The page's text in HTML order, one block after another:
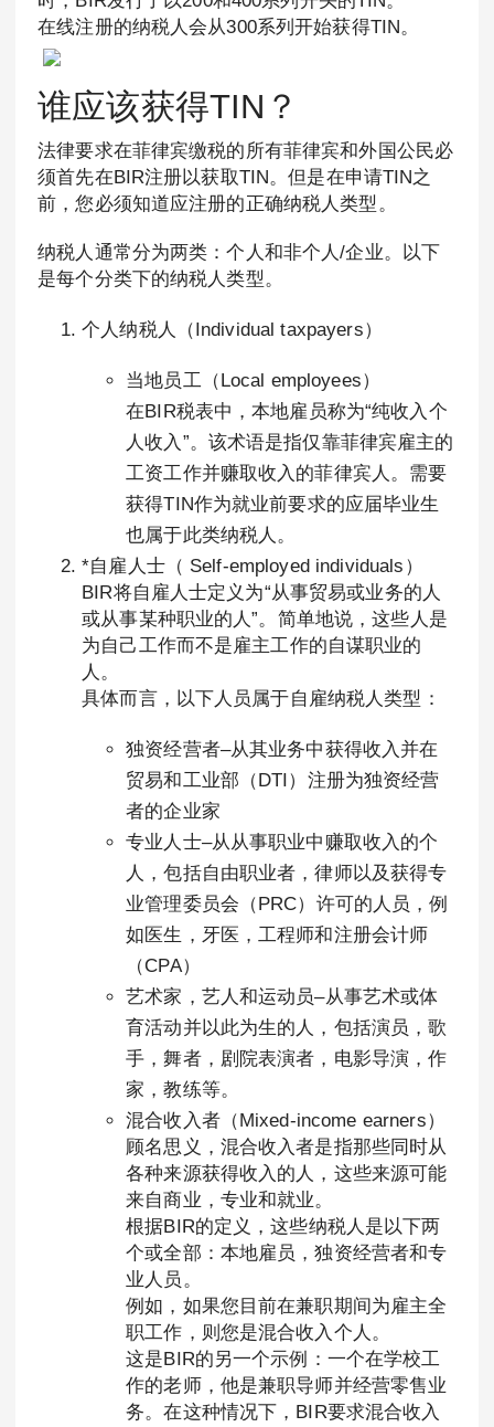
在线注册的纳税人会从300系列开始获得TIN。
谁应该获得TIN？
法律要求在菲律宾缴税的所有菲律宾和外国公民必
须首先在BIR注册以获取TIN。但是在申请TIN之
前，您必须知道应注册的正确纳税人类型。
纳税人通常分为两类：个人和非个人/企业。以下
是每个分类下的纳税人类型。
个人纳税人（Individual taxpayers）
当地员工（Local employees）
在BIR税表中，本地雇员称为“纯收入个
人收入”。该术语是指仅靠菲律宾雇主的
工资工作并赚取收入的菲律宾人。需要
获得TIN作为就业前要求的应届毕业生
也属于此类纳税人。
*自雇人士（ Self-employed individuals）
BIR将自雇人士定义为“从事贸易或业务的人
或从事某种职业的人”。简单地说，这些人是
为自己工作而不是雇主工作的自谋职业的
人。
具体而言，以下人员属于自雇纳税人类型：
独资经营者–从其业务中获得收入并在
贸易和工业部（DTI）注册为独资经营
者的企业家
专业人士–从从事职业中赚取收入的个
人，包括自由职业者，律师以及获得专
业管理委员会（PRC）许可的人员，例
如医生，牙医，工程师和注册会计师
（CPA）
艺术家，艺人和运动员–从事艺术或体
育活动并以此为生的人，包括演员，歌
手，舞者，剧院表演者，电影导演，作
家，教练等。
混合收入者（Mixed-income earners）
顾名思义，混合收入者是指那些同时从
各种来源获得收入的人，这些来源可能
来自商业，专业和就业。
根据BIR的定义，这些纳税人是以下两
个或全部：本地雇员，独资经营者和专
业人员。
例如，如果您目前在兼职期间为雇主全
职工作，则您是混合收入个人。
这是BIR的另一个示例：一个在学校工
作的老师，他是兼职导师并经营零售业
务。在这种情况下，BIR要求混合收入